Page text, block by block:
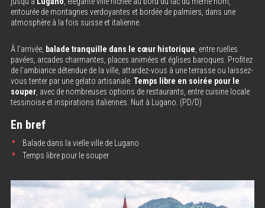
entourée de montagnes verdoyantes et bordée de palmiers, dans une
atmosphère à la fois suisse et italienne.
À l’arrivée, balade tranquille dans le cœur historique, entre ruelles
pavées, arcades charmantes, places animées et églises baroques. Profitez
de l’ambiance détendue de la ville, attardez-vous à une terrasse ou laissez-
vous tenter par une gelato artisanale. Temps libre en soirée pour le
souper, avec de nombreuses options de restaurants, entre cuisine locale
tessinoise et inspirations italiennes. Nuit à Lugano. (PD/D)
En bref
Balade dans la vielle ville de Lugano
Temps libre pour le souper